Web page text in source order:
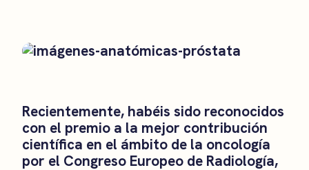
Recientemente, habéis sido reconocidos
con el premio a la mejor contribución
científica en el ámbito de la oncología
por el Congreso Europeo de Radiología,